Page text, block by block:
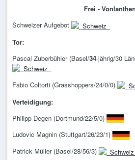
Frei - Vonlanthen
Schweizer Aufgebot
Tor:
Pascal Zuberbühler (Basel/34-jährig/30
Fabio Coltorti (Grasshoppers/24/0/0)
Verteidigung:
Philipp Degen (Dortmund/22/5/0)
Ludovic Magnin (Stuttgart/26/23/1)
Patrick Müller (Basel/28/56/3)